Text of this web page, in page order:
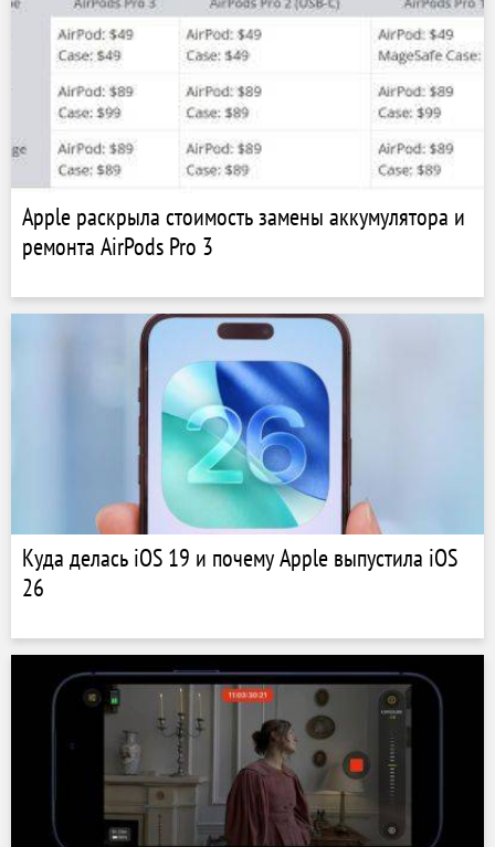
Apple раскрыла стоимость замены аккумулятора и
ремонта AirPods Pro 3
Куда делась iOS 19 и почему Apple выпустила iOS
26